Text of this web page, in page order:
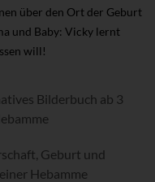
über den Ort der Geburt
und Baby: Vicky lernt
will!
Bilderbuch ab 3
Geburt und
Hebamme